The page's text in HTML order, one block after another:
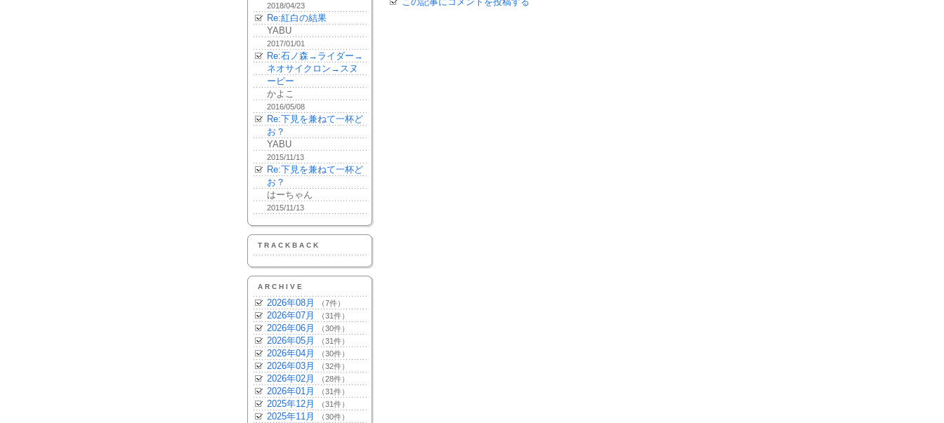
2018/04/23
Re:紅白の結果
YABU
2017/01/01
Re:石ノ森→ライダー→
ネオサイクロン→スヌ
ーピー
かよこ
2016/05/08
Re:下見を兼ねて一杯ど
お？
YABU
2015/11/13
Re:下見を兼ねて一杯ど
お？
はーちゃん
2015/11/13
TRACKBACK
ARCHIVE
2026年08月 （7件）
2026年07月 （31件）
2026年06月 （30件）
2026年05月 （31件）
2026年04月 （30件）
2026年03月 （32件）
2026年02月 （28件）
2026年01月 （31件）
2025年12月 （31件）
2025年11月 （30件）